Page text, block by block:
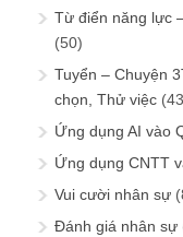
Từ điển năng lực
(50)
Tuyển – Chuyện
chọn, Thử việc
Ứng dụng AI vào
Ứng dụng CNTT
Vui cười nhân sự
Đánh giá nhân sự